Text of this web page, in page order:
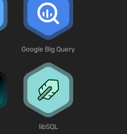
Google Big Query
libSQL